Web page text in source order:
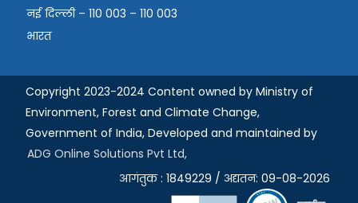
नई दिल्ली – 110 003 – 110 003
भारत
Copyright 2023-2024 Content owned by Ministry of
Environment, Forest and Climate Change,
Government of India, Developed and maintained by
ADG Online Solutions Pvt Ltd,
आगंतुक : 1849229 / अद्यतन: 09-08-2026